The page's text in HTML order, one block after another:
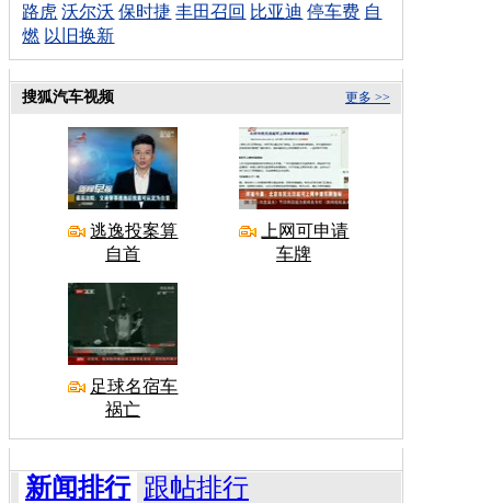
路虎 沃尔沃 保时捷 丰田召回 比亚迪 停车费 自
燃 以旧换新
更多 >>
搜狐汽车视频
逃逸投案算
自首
上网可申请
车牌
足球名宿车
祸亡
新闻排行 跟帖排行